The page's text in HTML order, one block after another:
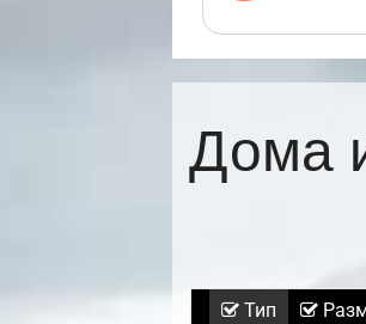
Дома
Тип